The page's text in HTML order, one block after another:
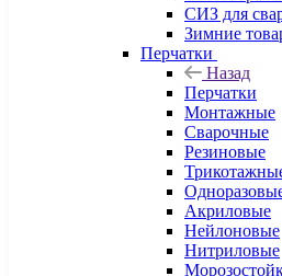
СИЗ для
Зимние
Перчатки
Назад
Перчатки
Монтажные
Сварочные
Резиновые
Акриловые
Нейлоновые
Нитриловые